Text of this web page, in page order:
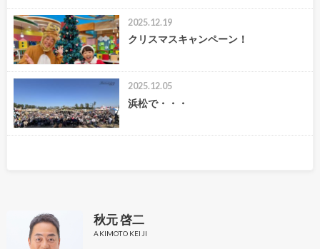
2025.12.19
クリスマスキャンペーン！
2025.12.05
浜松で・・・
秋元 啓二
AKIMOTO KEIJI